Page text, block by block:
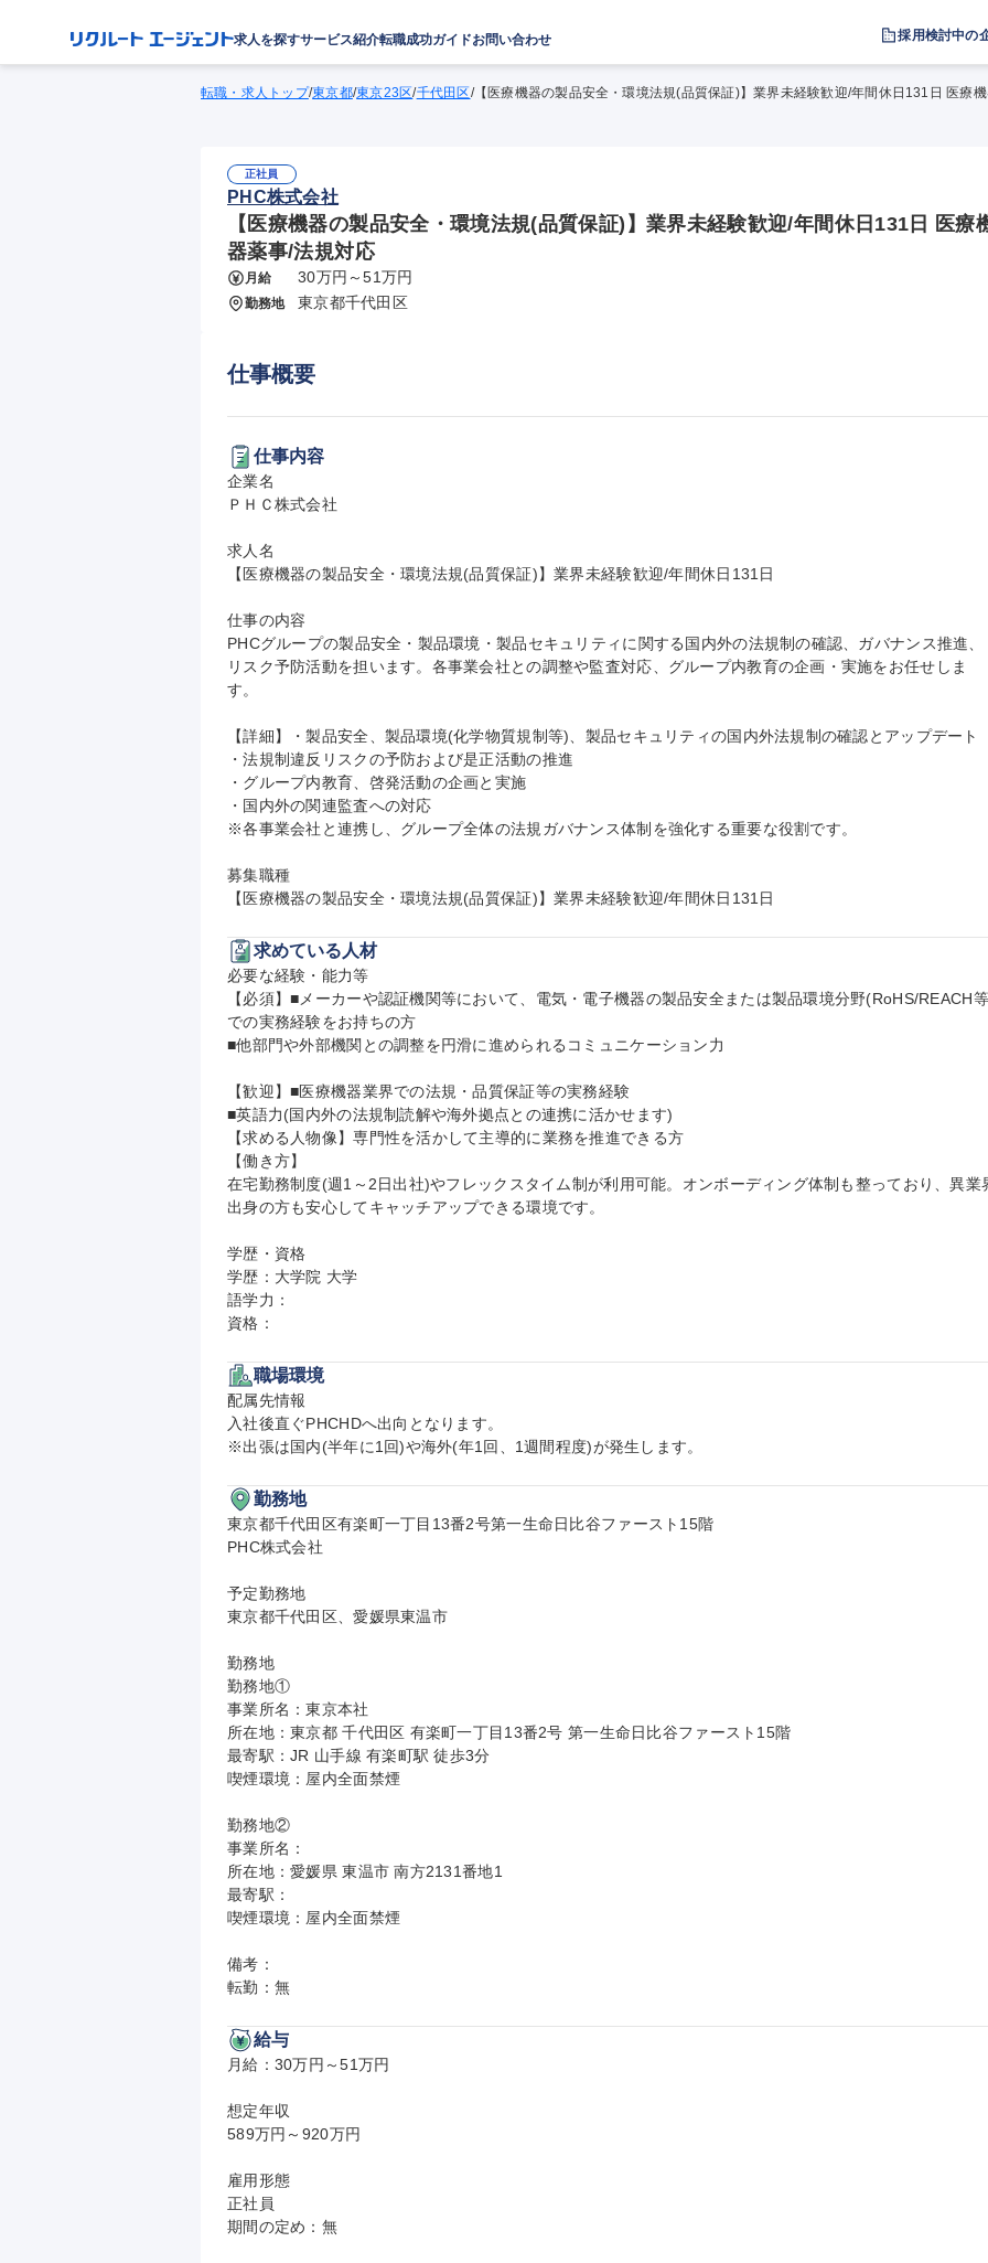
求人を探すサービス紹介転職成功ガイドお問い合わせ 採用検討中の
転職・求人トップ/東京都/東京23区/千代田区/【医療機器の製品安全・環境法規(品質保証)】業界未経験歓迎/年間休日131日 医療
正社員
PHC株式会社
【医療機器の製品安全・環境法規(品質保証)】業界未経験歓迎/年間休日131日 医療
器薬事/法規対応
月給 30万円～51万円
勤務地 東京都千代田区
仕事概要
仕事内容
企業名
ＰＨＣ株式会社
求人名
【医療機器の製品安全・環境法規(品質保証)】業界未経験歓迎/年間休日131日
仕事の内容
PHCグループの製品安全・製品環境・製品セキュリティに関する国内外の法規制の確認、ガバナンス推進、
リスク予防活動を担います。各事業会社との調整や監査対応、グループ内教育の企画・実施をお任せしま
す。
【詳細】・製品安全、製品環境(化学物質規制等)、製品セキュリティの国内外法規制の確認とアップデート
・法規制違反リスクの予防および是正活動の推進
・グループ内教育、啓発活動の企画と実施
・国内外の関連監査への対応
※各事業会社と連携し、グループ全体の法規ガバナンス体制を強化する重要な役割です。
募集職種
【医療機器の製品安全・環境法規(品質保証)】業界未経験歓迎/年間休日131日
求めている人材
必要な経験・能力等
【必須】■メーカーや認証機関等において、電気・電子機器の製品安全または製品環境分野(RoHS/REACH
での実務経験をお持ちの方
■他部門や外部機関との調整を円滑に進められるコミュニケーション力
【歓迎】■医療機器業界での法規・品質保証等の実務経験
■英語力(国内外の法規制読解や海外拠点との連携に活かせます)
【求める人物像】専門性を活かして主導的に業務を推進できる方
【働き方】
在宅勤務制度(週1～2日出社)やフレックスタイム制が利用可能。オンボーディング体制も整っており、異業
出身の方も安心してキャッチアップできる環境です。
学歴・資格
学歴：大学院 大学
語学力：
資格：
職場環境
配属先情報
入社後直ぐPHCHDへ出向となります。
※出張は国内(半年に1回)や海外(年1回、1週間程度)が発生します。
勤務地
東京都千代田区有楽町一丁目13番2号第一生命日比谷ファースト15階
PHC株式会社
予定勤務地
東京都千代田区、愛媛県東温市
勤務地
勤務地①
事業所名：東京本社
所在地：東京都 千代田区 有楽町一丁目13番2号 第一生命日比谷ファースト15階
最寄駅：JR 山手線 有楽町駅 徒歩3分
喫煙環境：屋内全面禁煙
勤務地②
事業所名：
所在地：愛媛県 東温市 南方2131番地1
最寄駅：
喫煙環境：屋内全面禁煙
備考：
転勤：無
給与
月給：30万円～51万円
想定年収
589万円～920万円
雇用形態
正社員
期間の定め：無